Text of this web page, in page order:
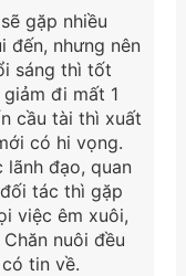
gặp nhiều
đến, nhưng nên
sáng thì tốt
đi mất 1
cầu tài thì xuất
có hi vọng.
đạo, quan
tác thì gặp
việc êm xuôi,
nuôi đều
tin về.